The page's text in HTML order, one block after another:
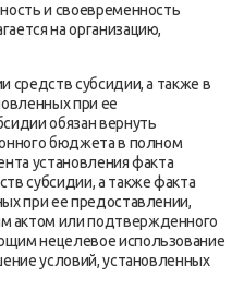
и своевременность
на организацию,
средств субсидии, а также в
при ее
обязан вернуть
бюджета в полном
установления факта
субсидии, а также факта
при ее предоставлении,
актом или подтвержденного
нецелевое использование
условий, установленных